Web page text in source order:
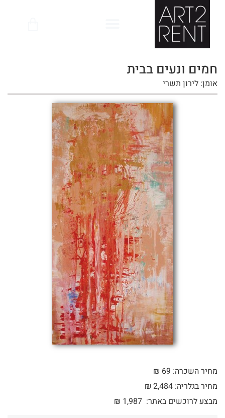
חמים ונעים בבית
אומן: לירון תשרי
מחיר השכרה: 69 ₪
מחיר בגלריה: 2,484 ₪
מבצע לרוכשים באתר:
₪ 1,987